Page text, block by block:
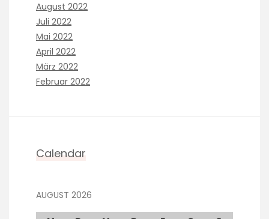
August 2022
Juli 2022
Mai 2022
April 2022
März 2022
Februar 2022
Calendar
AUGUST 2026